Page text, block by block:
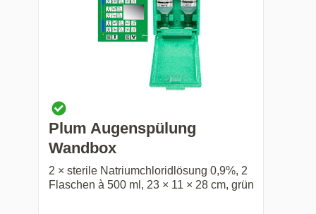
Plum Augenspülung
Wandbox
2 × sterile Natriumchloridlösung 0,9%, 2
Flaschen à 500 ml, 23 × 11 × 28 cm, grün